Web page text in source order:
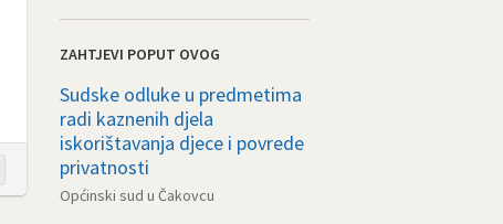
ZAHTJEVI POPUT OVOG
Sudske odluke u predmetima
radi kaznenih djela
iskorištavanja djece i povrede
privatnosti
Općinski sud u Čakovcu